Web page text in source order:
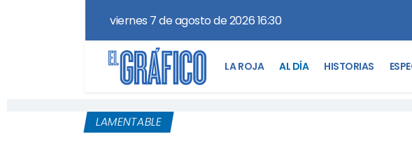
viernes 7 de agosto de 2026 16:30
LA ROJA AL DÍA HISTORIAS
LAMENTABLE